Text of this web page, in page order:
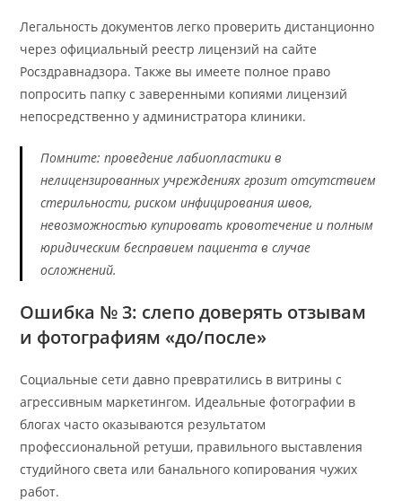
Легальность документов легко проверить дистанционно
через официальный реестр лицензий на сайте
Росздравнадзора. Также вы имеете полное право
попросить папку с заверенными копиями лицензий
непосредственно у администратора клиники.
Помните: проведение лабиопластики в
нелицензированных учреждениях грозит отсутствием
стерильности, риском инфицирования швов,
невозможностью купировать кровотечение и полным
юридическим бесправием пациента в случае
осложнений.
Ошибка № 3: слепо доверять отзывам
и фотографиям «до/после»
Социальные сети давно превратились в витрины с
агрессивным маркетингом. Идеальные фотографии в
блогах часто оказываются результатом
профессиональной ретуши, правильного выставления
студийного света или банального копирования чужих
работ.